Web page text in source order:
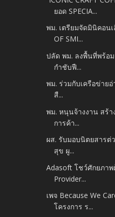
ยอด SPECIA...
พม. เตรียมจัดมินิคอน
OF SMI...
ปลัด พม. ลงพื้นที่พร้อ
กำชับฟื...
พม. ร่วมกับเครือข่าย
สื...
พม. หนุนจ้างงาน สร้า
การค้า...
ผส. รับมอบนิตยสารต่
สุข ผู...
Adasoft โชว์ศักยภา
Provider...
เพจ Because We
โครงการ ร...